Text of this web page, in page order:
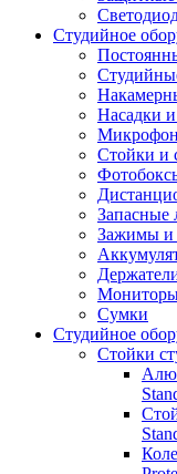
Студийное
Насадки
Стойки и
Запасные
Зажимы и
Сумки
Студийное
Стойки